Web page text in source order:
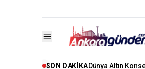
SON DAKIKAKuşadası